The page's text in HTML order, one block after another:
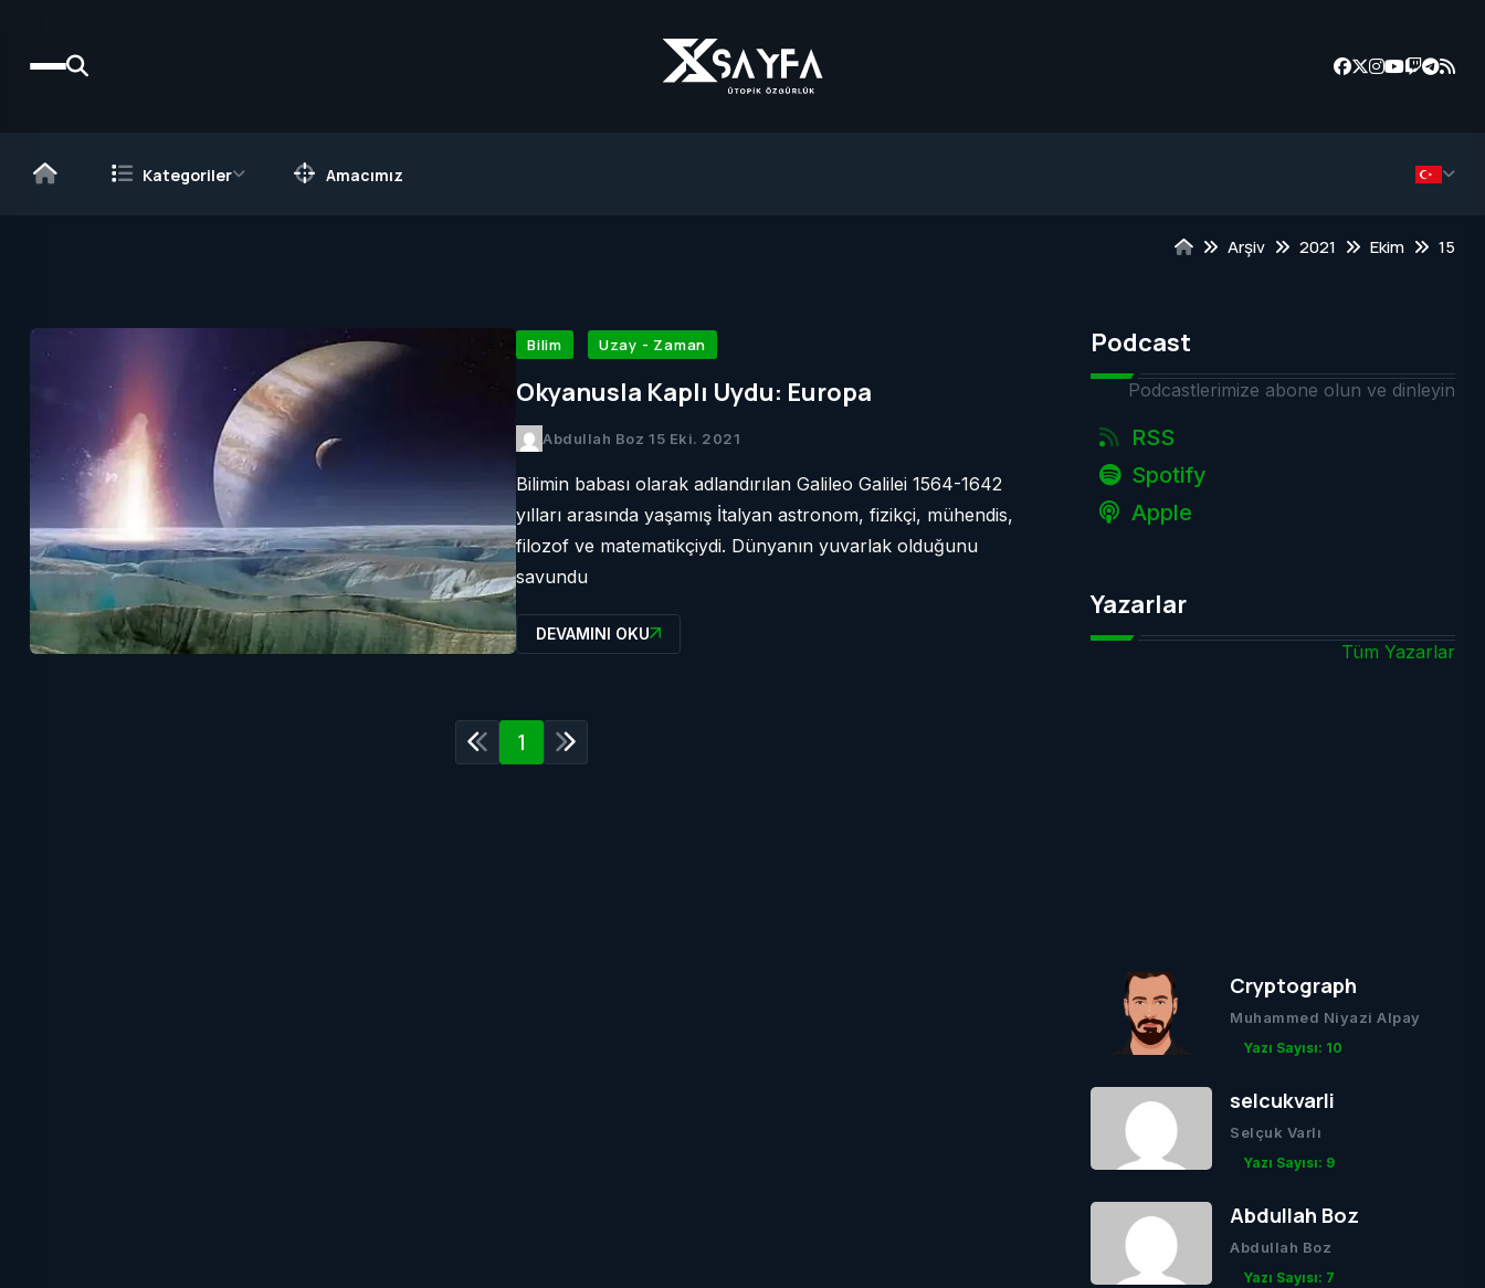
Kategoriler Amacımız
Arşiv 2021 Ekim 15
Bilim Uzay - Zaman
Okyanusla Kaplı Uydu: Europa
Abdullah Boz 15 Eki. 2021
Bilimin babası olarak adlandırılan Galileo Galilei 1564-1642
yılları arasında yaşamış İtalyan astronom, fizikçi, mühendis,
filozof ve matematikçiydi. Dünyanın yuvarlak olduğunu
savundu
DEVAMINI OKU
1
Podcast
Podcastlerimize abone olun ve dinleyin
RSS
Spotify
Apple
Yazarlar
Tüm Yazarlar
Cryptograph
Muhammed Niyazi Alpay
Yazı Sayısı: 10
selcukvarli
Selçuk Varlı
Yazı Sayısı: 9
Abdullah Boz
Abdullah Boz
Yazı Sayısı: 7